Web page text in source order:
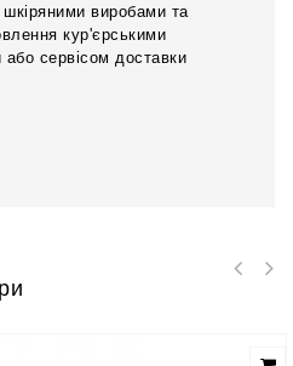
виробами та
кур'єрськими
сервісом доставки